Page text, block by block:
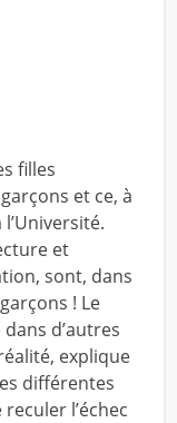
filles
et ce, à
et
sont, dans
! Le
d’autres
explique
différentes
l’échec